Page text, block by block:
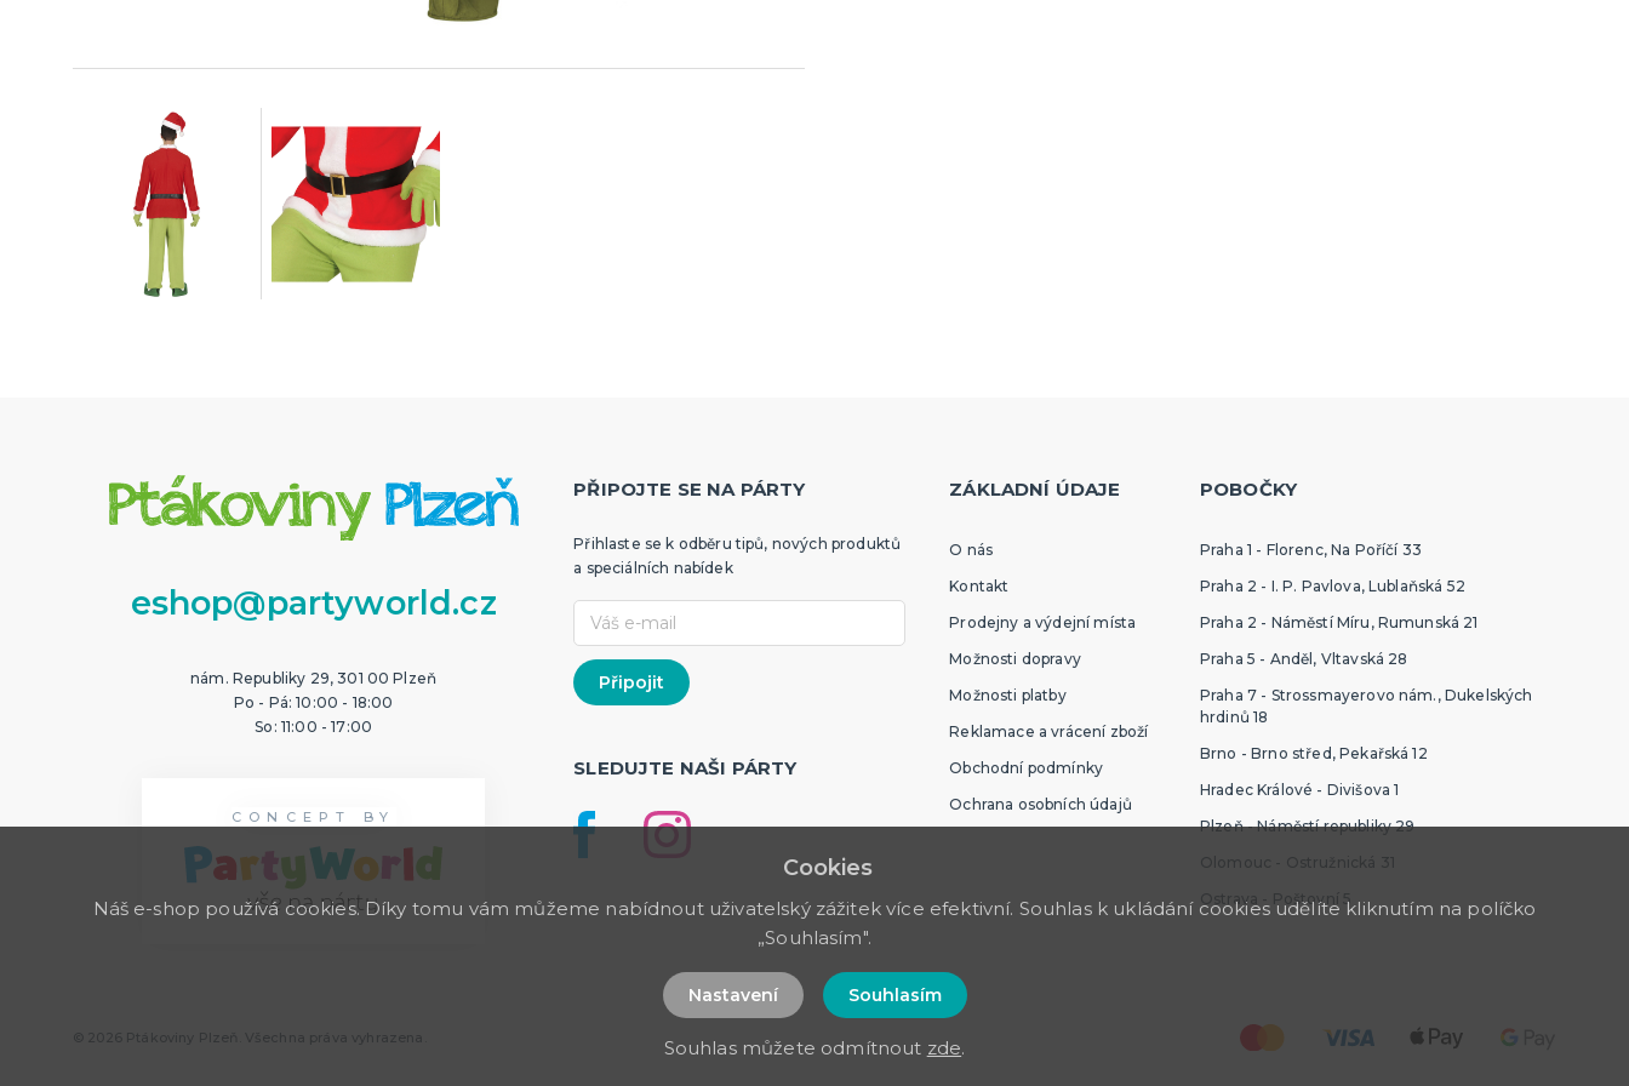
eshop@partyworld.cz
nám. Republiky 29, 301 00 Plzeň
Po - Pá: 10:00 - 18:00
So: 11:00 - 17:00
CONCEPT BY
PŘIPOJTE SE NA PÁRTY
Přihlaste se k odběru tipů, nových produktů
a speciálních nabídek
SLEDUJTE NAŠI PÁRTY
ZÁKLADNÍ ÚDAJE
O nás
Kontakt
Prodejny a výdejní místa
Možnosti dopravy
Možnosti platby
Reklamace a vrácení zboží
Obchodní podmínky
Ochrana osobních údajů
POBOČKY
Praha 1 - Florenc, Na Poříčí 33
Praha 2 - I. P. Pavlova, Lublaňská 52
Praha 2 - Náměstí Míru, Rumunská 21
Praha 5 - Anděl, Vltavská 28
Praha 7 - Strossmayerovo nám., Dukelských
hrdinů 18
Brno - Brno střed, Pekařská 12
Hradec Králové - Divišova 1
Plzeň - Náměstí republiky 29
Olomouc - Ostružnická 31
Ostrava - Poštovní 5
© 2026 Ptákoviny Plzeň. Všechna práva vyhrazena.
Cookies
Náš e-shop používá cookies. Díky tomu vám můžeme nabídnout uživatelský zážitek více efektivní. Souhlas k ukládání cookies udělíte kliknutím na políčko
„Souhlasím".
Nastavení Souhlasím
Souhlas můžete odmítnout zde.